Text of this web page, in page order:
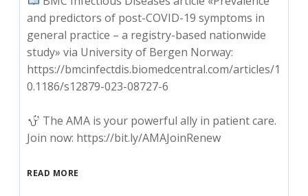
and predictors of post-COVID-19 symptoms in
general practice – a registry-based nationwide
study» via University of Bergen Norway:
https://bmcinfectdis.biomedcentral.com/articles/1
0.1186/s12879-023-08727-6
The AMA is your powerful ally in patient care.
Join now: https://bit.ly/AMAJoinRenew
READ MORE